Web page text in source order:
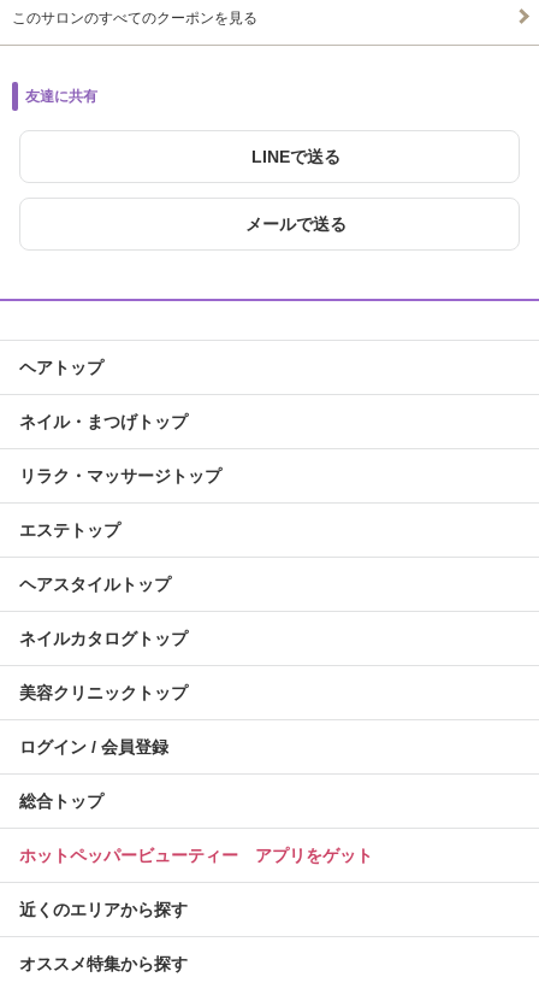
このサロンのすべてのクーポンを見る
友達に共有
LINEで送る
メールで送る
ヘアトップ
ネイル・まつげトップ
リラク・マッサージトップ
エステトップ
ヘアスタイルトップ
ネイルカタログトップ
美容クリニックトップ
ログイン / 会員登録
総合トップ
ホットペッパービューティー アプリをゲット
近くのエリアから探す
オススメ特集から探す